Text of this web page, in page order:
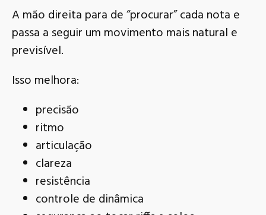
A mão direita para de “procurar” cada nota e
passa a seguir um movimento mais natural e
previsível.
Isso melhora:
precisão
ritmo
articulação
clareza
resistência
controle de dinâmica